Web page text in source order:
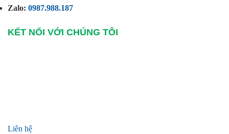
Zalo: 0987.988.187
KẾT NỐI VỚI CHÚNG TÔI
Liên hệ